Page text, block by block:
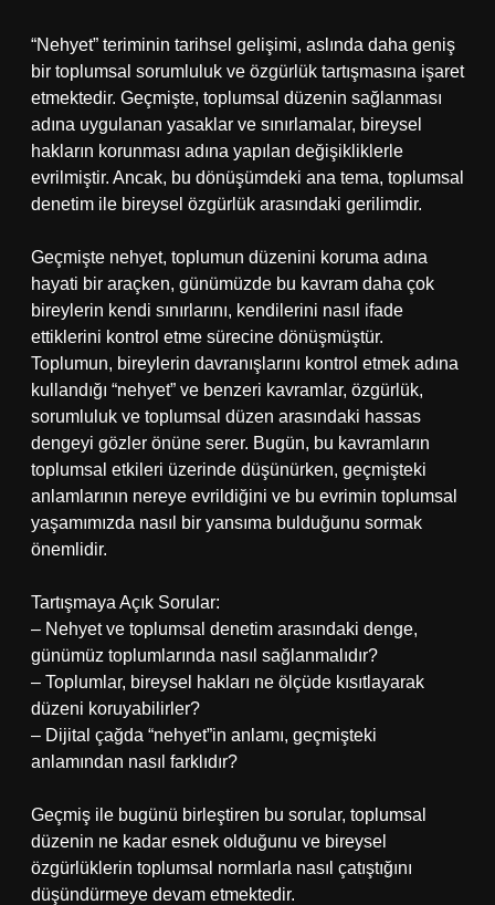
“Nehyet” teriminin tarihsel gelişimi, aslında daha geniş
bir toplumsal sorumluluk ve özgürlük tartışmasına işaret
etmektedir. Geçmişte, toplumsal düzenin sağlanması
adına uygulanan yasaklar ve sınırlamalar, bireysel
hakların korunması adına yapılan değişikliklerle
evrilmiştir. Ancak, bu dönüşümdeki ana tema, toplumsal
denetim ile bireysel özgürlük arasındaki gerilimdir.
Geçmişte nehyet, toplumun düzenini koruma adına
hayati bir araçken, günümüzde bu kavram daha çok
bireylerin kendi sınırlarını, kendilerini nasıl ifade
ettiklerini kontrol etme sürecine dönüşmüştür.
Toplumun, bireylerin davranışlarını kontrol etmek adına
kullandığı “nehyet” ve benzeri kavramlar, özgürlük,
sorumluluk ve toplumsal düzen arasındaki hassas
dengeyi gözler önüne serer. Bugün, bu kavramların
toplumsal etkileri üzerinde düşünürken, geçmişteki
anlamlarının nereye evrildiğini ve bu evrimin toplumsal
yaşamımızda nasıl bir yansıma bulduğunu sormak
önemlidir.
Tartışmaya Açık Sorular:
– Nehyet ve toplumsal denetim arasındaki denge,
günümüz toplumlarında nasıl sağlanmalıdır?
– Toplumlar, bireysel hakları ne ölçüde kısıtlayarak
düzeni koruyabilirler?
– Dijital çağda “nehyet”in anlamı, geçmişteki
anlamından nasıl farklıdır?
Geçmiş ile bugünü birleştiren bu sorular, toplumsal
düzenin ne kadar esnek olduğunu ve bireysel
özgürlüklerin toplumsal normlarla nasıl çatıştığını
düşündürmeye devam etmektedir.